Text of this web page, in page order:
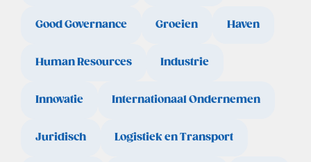
Good Governance Groeien Haven
Human Resources Industrie
Innovatie Internationaal Ondernemen
Juridisch Logistiek en Transport